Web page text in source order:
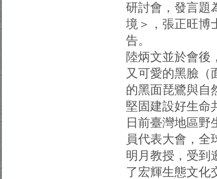
研討會，發言題
境＞，張正旺博
告。
陸炳文並於會後
又可愛的黑臉（
的黑面琵鷺與自
堅固建設好生命
日前臺灣地區野
員代表大會，全
明月教授，受到
了宏輝生態文化